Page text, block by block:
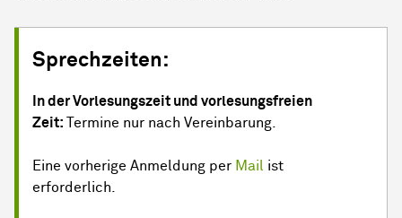
Sprechzeiten:
In der Vorlesungszeit und vorlesungsfreien
Zeit:
Termine nur nach Vereinbarung.
Eine vorherige Anmeldung per Mail ist
erforderlich.